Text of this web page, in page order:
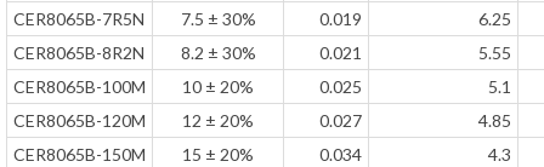
CER8065B-7R5N 7.5 ± 30% 0.019
6.25
CER8065B-8R2N
8.2 ± 30% 0.021
5.55
CER8065B-100M
10 ± 20% 0.025
5.1
CER8065B-120M
12 ± 20% 0.027
4.85
CER8065B-150M
15 ± 20% 0.034
4.3